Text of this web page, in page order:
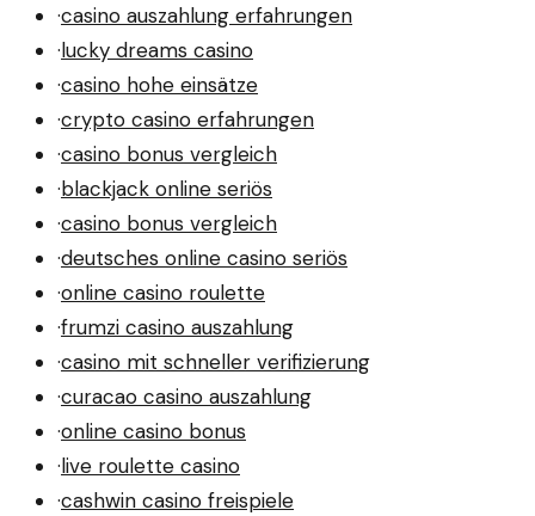
·casino auszahlung erfahrungen
·lucky dreams casino
·casino hohe einsätze
·crypto casino erfahrungen
·casino bonus vergleich
·blackjack online seriös
·casino bonus vergleich
·deutsches online casino seriös
·online casino roulette
·frumzi casino auszahlung
·casino mit schneller verifizierung
·curacao casino auszahlung
·online casino bonus
·live roulette casino
·cashwin casino freispiele